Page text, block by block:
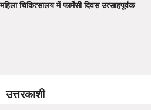
चिकित्सालय में फार्मेसी दिवस उत्साहपूर्वक
उत्तरकाशी